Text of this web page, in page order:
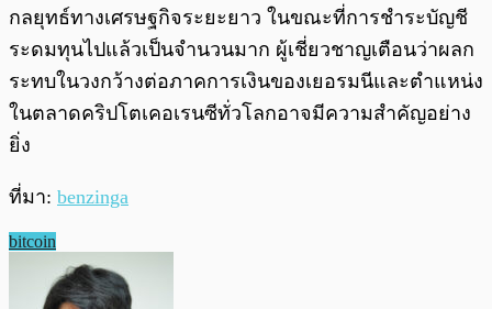
กลยุทธ์ทางเศรษฐกิจระยะยาว ในขณะที่การชำระบัญชี
ระดมทุนไปแล้วเป็นจำนวนมาก ผู้เชี่ยวชาญเตือนว่าผลก
ระทบในวงกว้างต่อภาคการเงินของเยอรมนีและตำแหน่ง
ในตลาดคริปโตเคอเรนซีทั่วโลกอาจมีความสำคัญอย่าง
ยิ่ง
ที่มา: benzinga
bitcoin